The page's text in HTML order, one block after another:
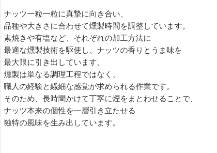
ナッツ一粒一粒に真摯に向き合い、
品種や大きさに合わせて燻製時間を調整しています。
素焼きや有塩など、それぞれの加工方法に
最適な燻製技術を駆使し、ナッツの香りとうま味を
最大限に引き出しています。
燻製は単なる調理工程ではなく、
職人の経験と繊細な感覚が求められる作業です。
そのため、長時間かけて丁寧に煙をまとわせることで、
ナッツ本来の個性を一層引き立たせる
独特の風味を生み出しています。